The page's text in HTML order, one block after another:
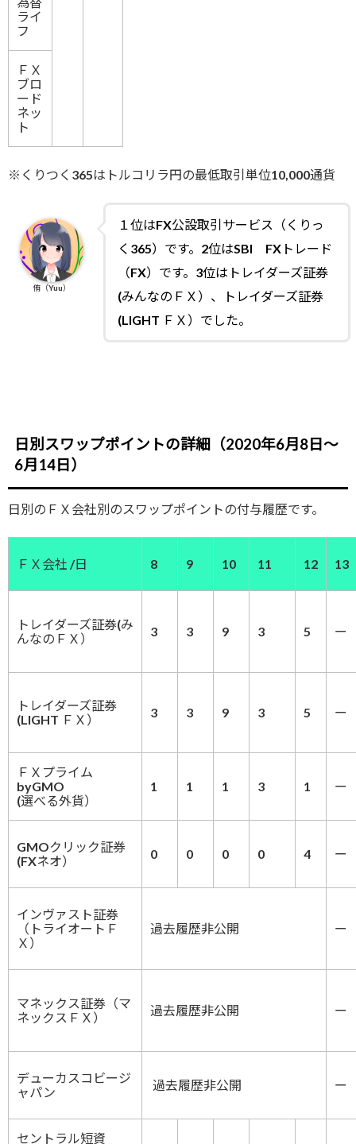
ライ
フ
ＦＸ
ブロ
ード
ネッ
ト
※くりつく365はトルコリラ円の最低取引単位10,000通貨
１位はFX公設取引サービス（くりっ
く365）です。2位はSBI FXトレード
（FX）です。3位はトレイダーズ証券
(みんなのＦＸ）、トレイダーズ証券
(LIGHT ＦＸ）でした。
侑（Yuu）
日別スワップポイントの詳細（2020年6月8日～
6月14日）
日別のＦＸ会社別のスワップポイントの付与履歴です。
ＦＸ会社 /日 8 9 10 11 12 13
トレイダーズ証券(み
んなのＦＸ）
3 3 9 3 5 ー
トレイダーズ証券
(LIGHT ＦＸ）
3 3 9 3 5 ー
ＦＸプライム
byGMO
(選べる外貨）
1 1 1 3 1 ー
GMOクリック証券
(FXネオ）
0 0 0 0 4 ー
インヴァスト証券
（トライオートＦ
Ｘ）
過去履歴非公開 ー
マネックス証券（マ
ネックスＦＸ）
過去履歴非公開 ー
デューカスコビージ
ャパン
過去履歴非公開 ー
セントラル短資